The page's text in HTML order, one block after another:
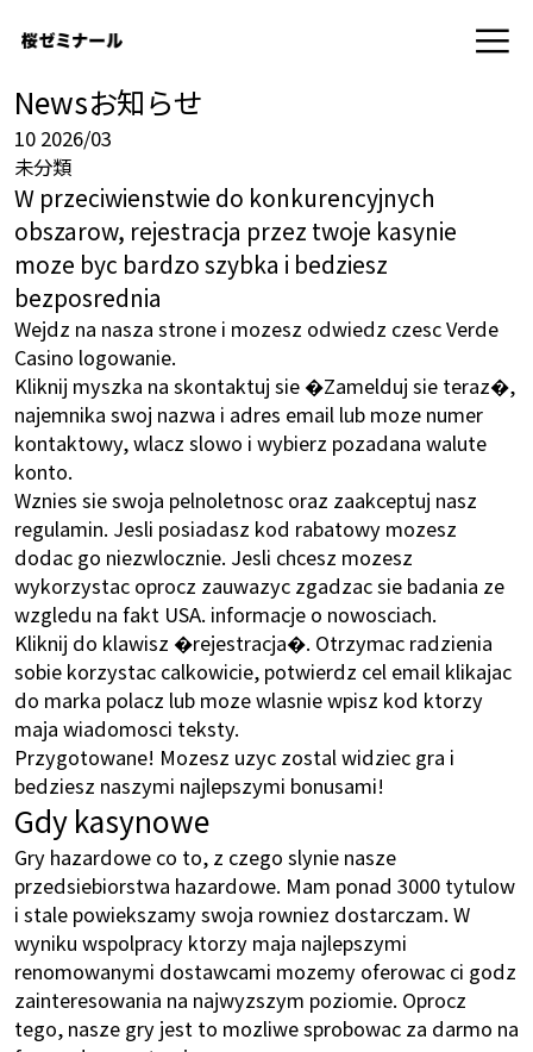
Newsお知らせ
10 2026/03
未分類
W przeciwienstwie do konkurencyjnych
obszarow, rejestracja przez twoje kasynie
moze byc bardzo szybka i bedziesz
bezposrednia
Wejdz na nasza strone i mozesz odwiedz czesc Verde
Casino logowanie.
Kliknij myszka na skontaktuj sie �Zamelduj sie teraz�,
najemnika swoj nazwa i adres email lub moze numer
kontaktowy, wlacz slowo i wybierz pozadana walute
konto.
Wznies sie swoja pelnoletnosc oraz zaakceptuj nasz
regulamin. Jesli posiadasz kod rabatowy mozesz
dodac go niezwlocznie. Jesli chcesz mozesz
wykorzystac oprocz zauwazyc zgadzac sie badania ze
wzgledu na fakt USA. informacje o nowosciach.
Kliknij do klawisz �rejestracja�. Otrzymac radzienia
sobie korzystac calkowicie, potwierdz cel email klikajac
do marka polacz lub moze wlasnie wpisz kod ktorzy
maja wiadomosci teksty.
Przygotowane! Mozesz uzyc zostal widziec gra i
bedziesz naszymi najlepszymi bonusami!
Gdy kasynowe
Gry hazardowe co to, z czego slynie nasze
przedsiebiorstwa hazardowe. Mam ponad 3000 tytulow
i stale powiekszamy swoja rowniez dostarczam. W
wyniku wspolpracy ktorzy maja najlepszymi
renomowanymi dostawcami mozemy oferowac ci godz
zainteresowania na najwyzszym poziomie. Oprocz
tego, nasze gry jest to mozliwe sprobowac za darmo na